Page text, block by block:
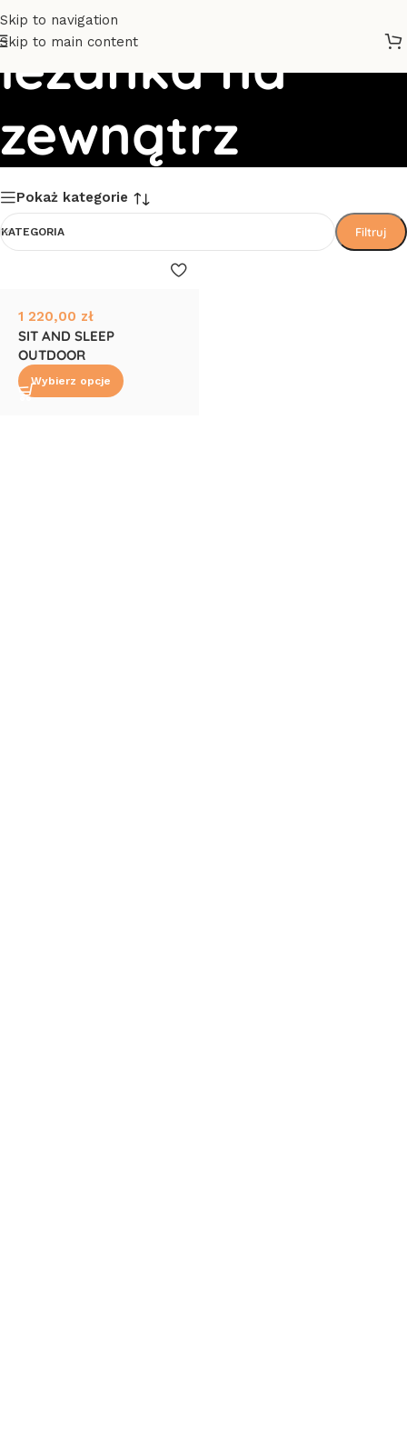
Skip to navigation
Skip to main content
leżanka na
zewnątrz
Pokaż kategorie
KATEGORIA Filtruj
1 220,00 zł
SIT AND SLEEP
OUTDOOR
Wybierz opcje